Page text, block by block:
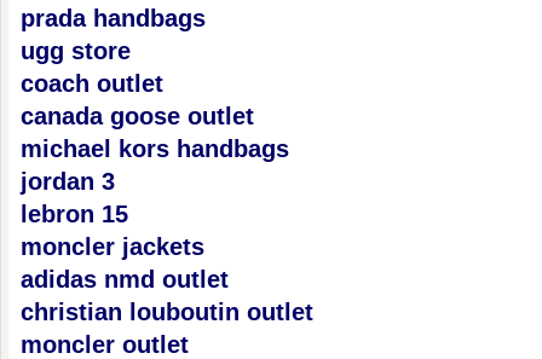
prada handbags
ugg store
coach outlet
canada goose outlet
michael kors handbags
jordan 3
lebron 15
moncler jackets
adidas nmd outlet
christian louboutin outlet
moncler outlet